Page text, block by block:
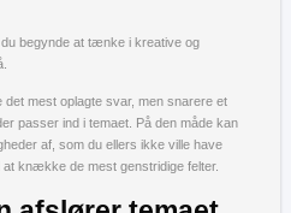
begynde at tænke i kreative og
mest oplagte svar, men snarere et
passer ind i temaet. På den måde kan
af, som du ellers ikke ville have
knække de mest genstridige felter.